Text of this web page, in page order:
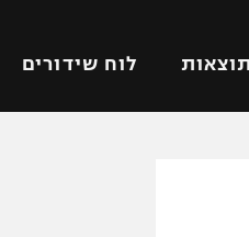
תוצאות לוח שידורים